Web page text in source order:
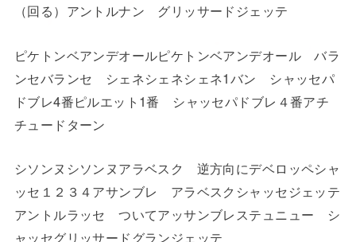
（回る）アントルナン グリッサードジェッテ
ピケトンベアンデオールピケトンベアンデオール バラ
ンセバランセ シェネシェネシェネ1バン シャッセパ
ドブレ4番ピルエット1番 シャッセパドブレ４番アチ
チュードターン
シソンヌシソンヌアラベスク 逆方向にデベロッペシャ
ッセ１２３４アサンブレ アラベスクシャッセジェッテ
アントルラッセ ついてアッサンブレステュニュー シ
ャッセグリッサードグランジェッテ